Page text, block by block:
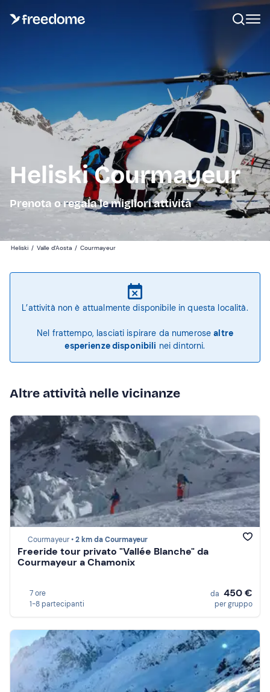
Heliski Courmayeur
Prenota o regala le migliori attività
Heliski / Valle d'Aosta / Courmayeur
L’attività non è attualmente disponibile in questa località.
Nel frattempo, lasciati ispirare da numerosealtre
esperienze disponibili nei dintorni.
Altre attività nelle vicinanze
Courmayeur •2 km da Courmayeur
Freeride tour privato "Vallée Blanche" da
Courmayeur a Chamonix
7 ore
1-8 partecipanti
da 450 €
per gruppo